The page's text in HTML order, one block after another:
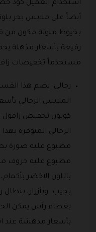
أيضاً على ملابس بحر
بخيوط ملونة مكون من
رفيعة بأسعار مذهلة
مستخدماً تخفيضات زافول
رجالي: يضم هذا
الملابس الرجالي
كوبون تخفيض زافول
الرجالي المتوفرة
مطبوع عليه صورة
مطبوع عليه حروف من
باللون الاخضر
بجيب وبأزرار،
بغطاء رأس يمكن
بأسعار مدهشة عند